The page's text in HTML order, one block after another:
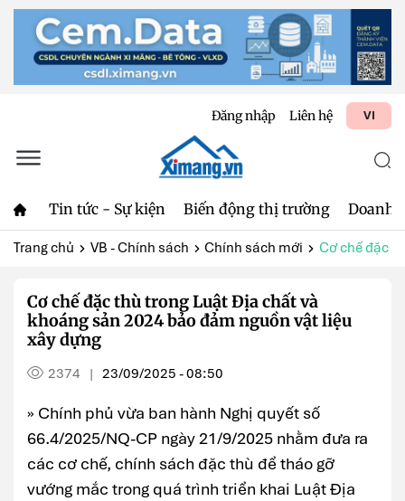
Đăng nhập Liên hệ VI
Tin tức - Sự kiện Biến động thị trường Doanh
Trang chủ VB - Chính sách Chính sách mới Cơ chế đặc
Cơ chế đặc thù trong Luật Địa chất và
khoáng sản 2024 bảo đảm nguồn vật liệu
xây dựng
2374 | 23/09/2025 - 08:50
» Chính phủ vừa ban hành Nghị quyết số
66.4/2025/NQ-CP ngày 21/9/2025 nhằm đưa ra
các cơ chế, chính sách đặc thù để tháo gỡ
vướng mắc trong quá trình triển khai Luật Địa